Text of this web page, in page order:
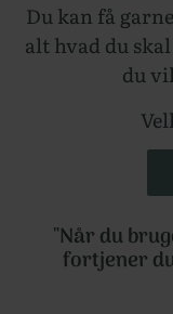
Du kan få
alt hvad du
du
"Når du
fortjener